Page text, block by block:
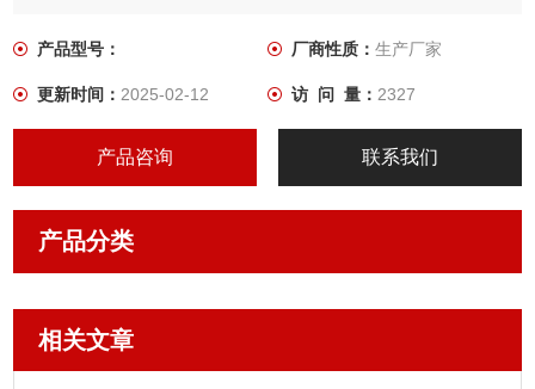
产品型号： 厂商性质： 生产厂家
更新时间：2025-02-12 访 问 量： 2327
产品咨询 联系我们
产品分类
相关文章